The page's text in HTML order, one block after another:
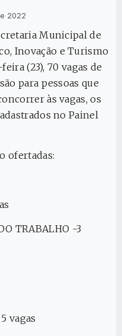
2022
Municipal de
Inovação e Turismo
(23), 70 vagas de
para pessoas que
às vagas, os
no Painel
ofertadas:
TRABALHO -3
vagas